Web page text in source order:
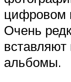
цифровом
Очень
альбомы.